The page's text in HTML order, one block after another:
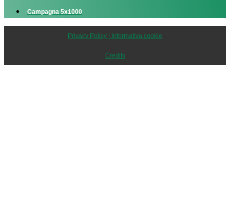
Campagna 5x1000
Privacy Policy | Informativa cookie
Credits